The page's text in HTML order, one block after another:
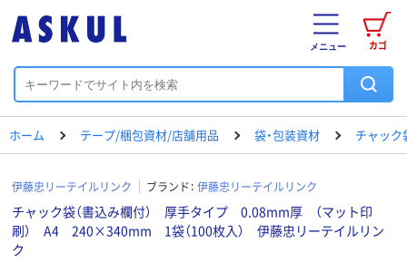
カゴ
メニュー
ホーム テープ/梱包資材/店舗用品 袋・包装資材 チャック
伊藤忠リーテイルリンク ブランド： 伊藤忠リーテイルリンク
チャック袋（書込み欄付） 厚手タイプ 0.08mm厚 （マット印
刷） A4 240×340mm 1袋（100枚入） 伊藤忠リーテイルリン
ク